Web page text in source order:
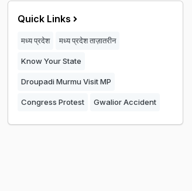
Quick Links
मध्य प्रदेश मध्य प्रदेश ताज़ातरीन
Know Your State
Droupadi Murmu Visit MP
Congress Protest Gwalior Accident